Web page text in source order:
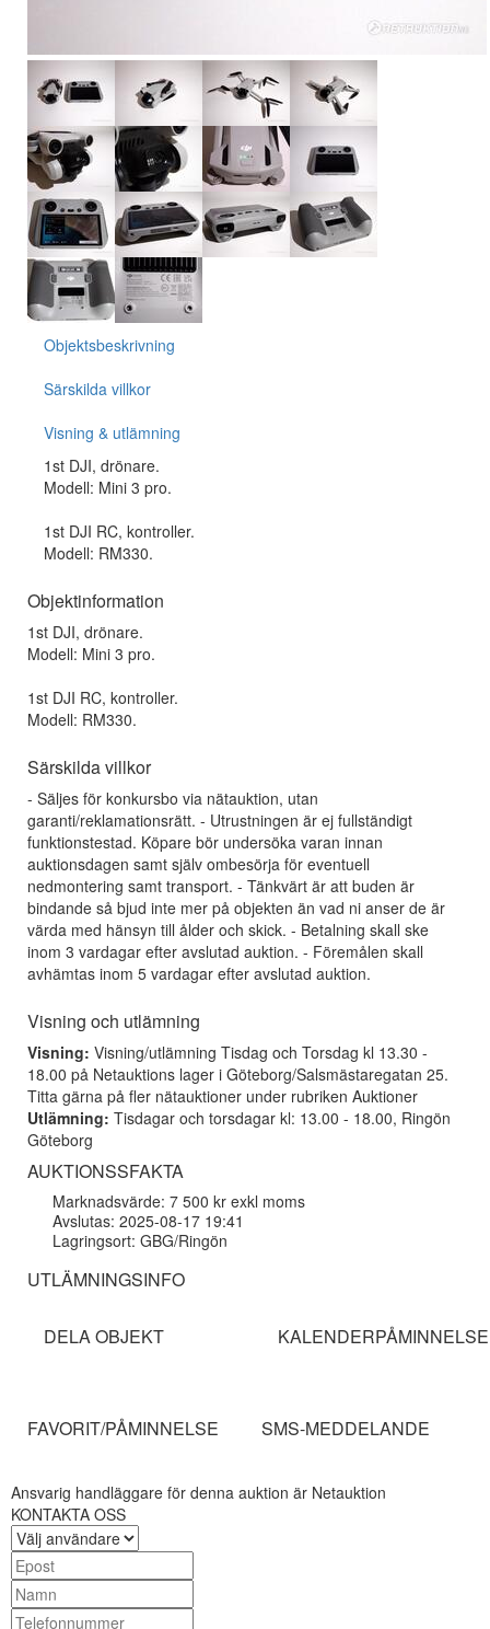
Objektsbeskrivning
Särskilda villkor
Visning & utlämning
1st DJI, drönare.
Modell: Mini 3 pro.
1st DJI RC, kontroller.
Modell: RM330.
Objektinformation
1st DJI, drönare.
Modell: Mini 3 pro.
1st DJI RC, kontroller.
Modell: RM330.
Särskilda villkor
- Säljes för konkursbo via nätauktion, utan
garanti/reklamationsrätt. - Utrustningen är ej fullständigt
funktionstestad. Köpare bör undersöka varan innan
auktionsdagen samt själv ombesörja för eventuell
nedmontering samt transport. - Tänkvärt är att buden är
bindande så bjud inte mer på objekten än vad ni anser de är
värda med hänsyn till ålder och skick. - Betalning skall ske
inom 3 vardagar efter avslutad auktion. - Föremålen skall
avhämtas inom 5 vardagar efter avslutad auktion.
Visning och utlämning
Visning: Visning/utlämning Tisdag och Torsdag kl 13.30 -
18.00 på Netauktions lager i Göteborg/Salsmästaregatan 25.
Titta gärna på fler nätauktioner under rubriken Auktioner
Utlämning: Tisdagar och torsdagar kl: 13.00 - 18.00, Ringön
Göteborg
AUKTIONSSFAKTA
Marknadsvärde: 7 500 kr exkl moms
Avslutas: 2025-08-17 19:41
Lagringsort: GBG/Ringön
UTLÄMNINGSINFO
DELA OBJEKT KALENDERPÅMINNELSE
FAVORIT/PÅMINNELSE SMS-MEDDELANDE
Ansvarig handläggare för denna auktion är Netauktion
KONTAKTA OSS